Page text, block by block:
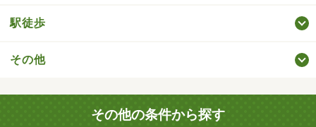
駅徒歩
その他
その他の条件から探す